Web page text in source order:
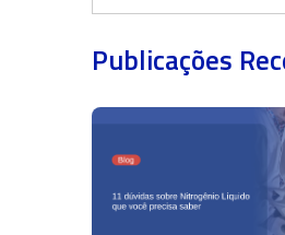
Publicações